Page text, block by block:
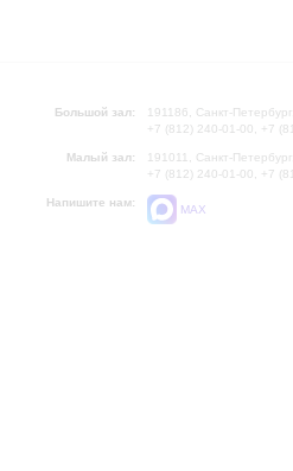
Большой зал:
191186, Санкт-
+7 (812) 240-01-00, +7
Малый зал:
191011, Санкт-
+7 (812) 240-01-00, +7
Напишите нам:
MAX